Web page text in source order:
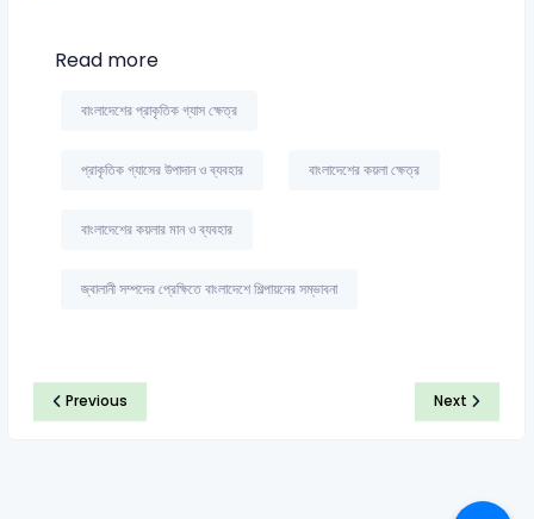
Read more
বাংলাদেশের প্রাকৃতিক গ্যাস ক্ষেত্র
প্রাকৃতিক গ্যাসের উপাদান ও ব্যবহার বাংলাদেশের কয়লা ক্ষেত্র
বাংলাদেশের কয়লার মান ও ব্যবহার
জ্বালানী সম্পদের প্রেক্ষিতে বাংলাদেশে শিল্পায়নের সম্ভাবনা
Previous Next